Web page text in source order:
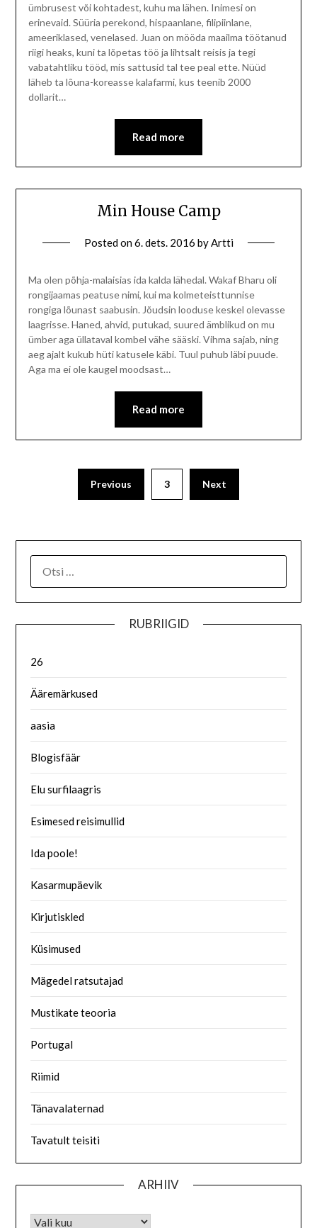
ümbrusest või kohtadest, kuhu ma lähen. Inimesi on
erinevaid. Süüria perekond, hispaanlane, filipiinlane,
ameeriklased, venelased. Juan on mööda maailma töötanud
riigi heaks, kuni ta lõpetas töö ja lihtsalt reisis ja tegi
vabatahtliku tööd, mis sattusid tal tee peal ette. Nüüd
läheb ta lõuna-koreasse kalafarmi, kus teenib 2000
dollarit…
Read more
Min House Camp
Posted on6. dets. 2016 byArtti
Ma olen põhja-malaisias ida kalda lähedal. Wakaf Bharu oli
rongijaamas peatuse nimi, kui ma kolmeteisttunnise
rongiga lõunast saabusin. Jõudsin looduse keskel olevasse
laagrisse. Haned, ahvid, putukad, suured ämblikud on mu
ümber aga üllataval kombel vähe sääski. Vihma sajab, ning
aeg ajalt kukub hüti katusele käbi. Tuul puhub läbi puude.
Aga ma ei ole kaugel moodsast…
Read more
Previous 3 Next
RUBRIIGID
26
Ääremärkused
aasia
Blogisfäär
Elu surfilaagris
Esimesed reisimullid
Ida poole!
Kasarmupäevik
Kirjutiskled
Küsimused
Mägedel ratsutajad
Mustikate teooria
Portugal
Riimid
Tänavalaternad
Tavatult teisiti
ARHIIV